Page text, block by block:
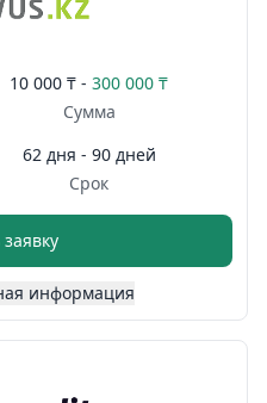
10 000 ₸ - 300 000 ₸
Сумма
62 дня - 90 дней
Срок
информация